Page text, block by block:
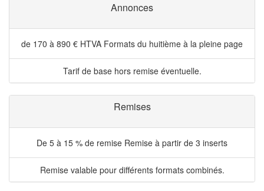
Annonces
de 170 à 890 € HTVA Formats du huitième à la pleine page
Tarif de base hors remise éventuelle.
Remises
De 5 à 15 % de remise Remise à partir de 3 inserts
Remise valable pour différents formats combinés.